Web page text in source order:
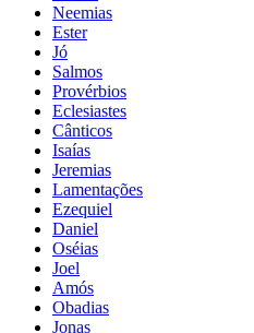
Neemias
Ester
Jó
Salmos
Provérbios
Eclesiastes
Cânticos
Isaías
Jeremias
Lamentações
Ezequiel
Daniel
Oséias
Joel
Amós
Obadias
Jonas